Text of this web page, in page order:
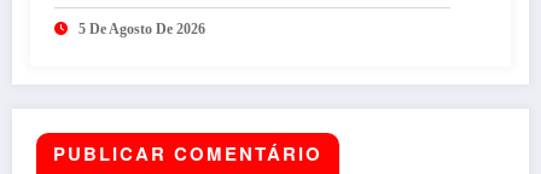
5 De Agosto De 2026
PUBLICAR COMENTÁRIO